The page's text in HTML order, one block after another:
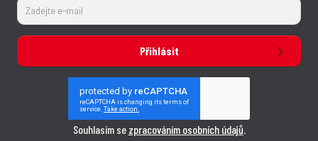
Přihlásit
Souhlasím se zpracováním osobních údajů.